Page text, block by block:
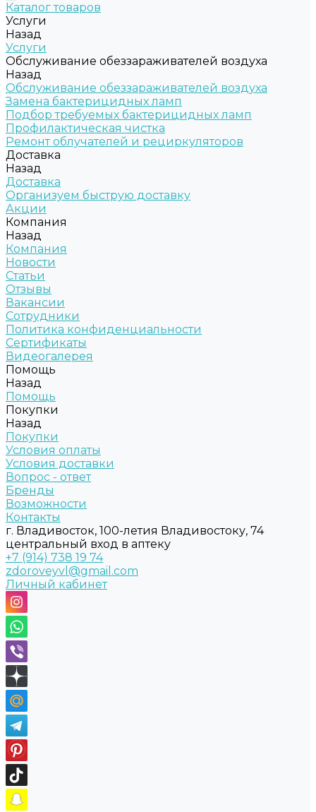
Каталог товаров
Услуги
Назад
Услуги
Обслуживание обеззараживателей воздуха
Назад
Обслуживание обеззараживателей воздуха
Замена бактерицидных ламп
Подбор требуемых бактерицидных ламп
Профилактическая чистка
Ремонт облучателей и рециркуляторов
Доставка
Назад
Доставка
Организуем быструю доставку
Акции
Компания
Назад
Компания
Новости
Статьи
Отзывы
Вакансии
Сотрудники
Политика конфиденциальности
Сертификаты
Видеогалерея
Помощь
Назад
Помощь
Покупки
Назад
Покупки
Условия оплаты
Условия доставки
Вопрос - ответ
Бренды
Возможности
Контакты
г. Владивосток, 100-летия Владивостоку, 74
центральный вход в аптеку
+7 (914) 738 19 74
zdoroveyvl@gmail.com
Личный кабинет